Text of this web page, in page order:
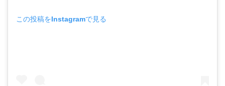
この投稿をInstagramで見る